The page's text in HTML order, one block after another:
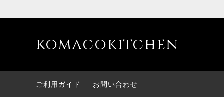
komacokitchen
スパイス漬物 コラボ
ご利用ガイド お問い合わせ